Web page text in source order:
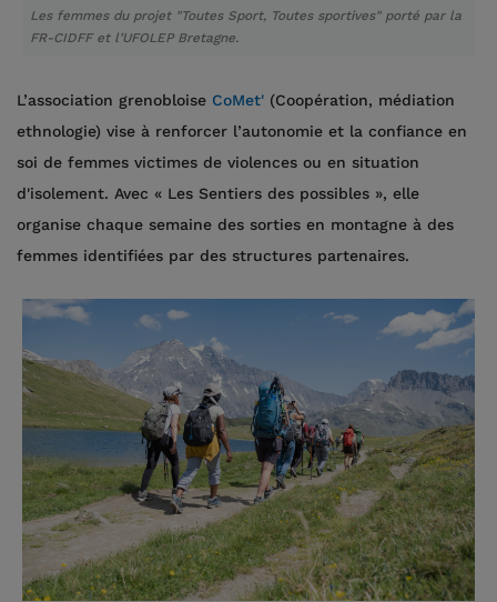
Les femmes du projet "Toutes Sport, Toutes sportives" porté par la
FR-CIDFF et l’UFOLEP Bretagne.
L’association grenobloise CoMet' (Coopération, médiation
ethnologie) vise à renforcer l’autonomie et la confiance en
soi de femmes victimes de violences ou en situation
d'isolement. Avec « Les Sentiers des possibles », elle
organise chaque semaine des sorties en montagne à des
femmes identifiées par des structures partenaires.